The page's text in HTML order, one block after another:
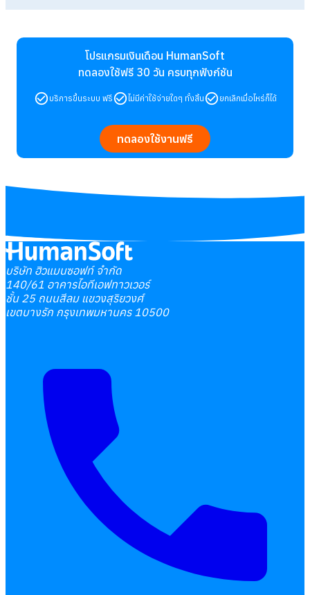
โปรแกรมเงินเดือน HumanSoft
ทดลองใช้ฟรี 30 วัน ครบทุกฟังก์ชัน
บริการขึ้นระบบ ฟรี ไม่มีค่าใช้จ่ายใดๆ ทั้งสิ้น ยกเลิกเมื่อไหร่ก็ได้
ทดลองใช้งานฟรี
บริษัท ฮิวแมนซอฟท์ จำกัด
140/61 อาคารไอทีเอฟทาวเวอร์
ชั้น 25 ถนนสีลม แขวงสุริยวงศ์
เขตบางรัก กรุงเทพมหานคร 10500